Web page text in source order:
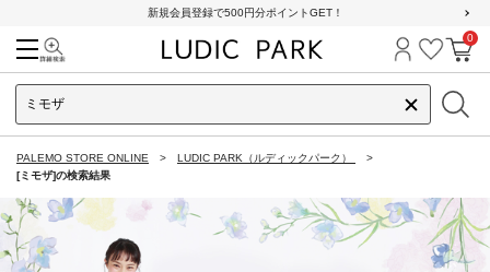
新規会員登録で500円分ポイントGET！
ログイン
お気に
カ
0
PALEMO STORE ONLINE
LUDIC PARK（ルディックパーク）
[ミモザ]の検索結果